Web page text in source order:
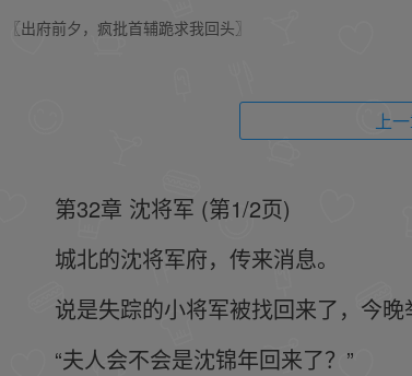
〖出府前夕，疯批首辅跪求我回头〗
上
第32章 沈将军 (第1/2页)
城北的沈将军府，传来消息。
说是失踪的小将军被找回来了，今晚
“夫人会不会是沈锦年回来了？”